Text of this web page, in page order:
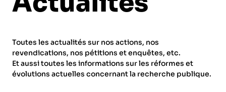
Fonction publique
Actions spécifiques
ORGANISMES
CNRS – Centre national de la recherche
scientifique
INRIA - Institut national de recherche en
AGENDA
Toutes les actualités sur nos actions, nos
revendications, nos pétitions et enquêtes, etc.
Et aussi toutes les informations sur les réformes et
évolutions actuelles concernant la recherche publique.